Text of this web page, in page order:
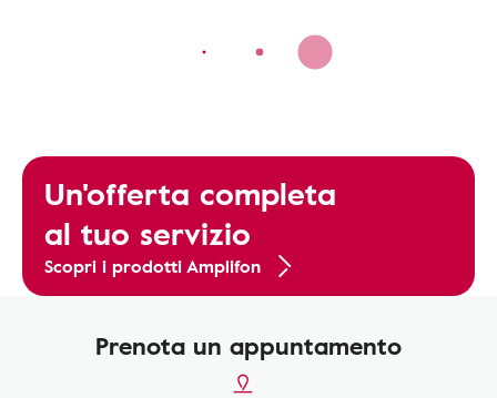
Un'offerta completa
al tuo servizio
Scopri i prodotti Amplifon
Prenota un appuntamento